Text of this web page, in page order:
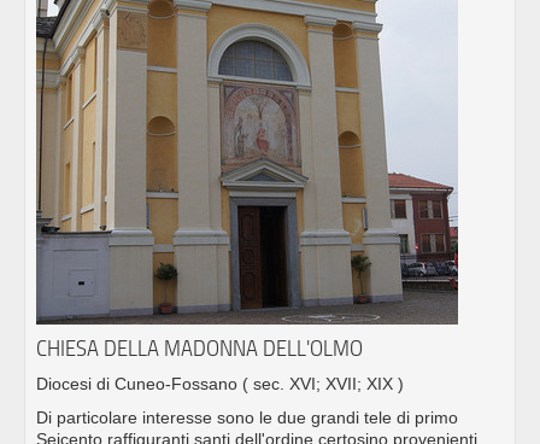
CHIESA DELLA MADONNA DELL'OLMO
Diocesi di Cuneo-Fossano ( sec. XVI; XVII; XIX )
Di particolare interesse sono le due grandi tele di primo
Seicento raffiguranti santi dell'ordine certosino provenienti